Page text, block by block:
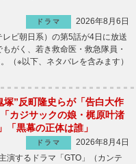
ドラマ
2026年8月6日
ビ朝日系）の第5話が4日に放送
がく、若き救命医・救急隊員・
（※以下、ネタバレを含みます）
塚”反町隆史らが「告白大作
カジサックの娘・梶原叶渚
「黒幕の正体は誰」
ドラマ
2026年8月4日
演するドラマ「GTO」（カンテ